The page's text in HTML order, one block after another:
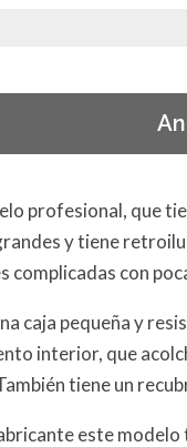
profesional, que
y tiene
complicadas con
caja pequeña y
interior, que
tiene un
este